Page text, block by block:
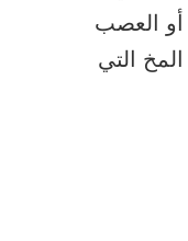
أو العصب
التي